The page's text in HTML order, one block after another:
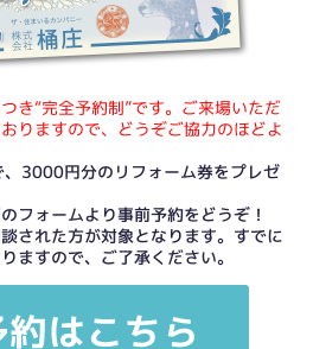
き“完全予約制”です。ご来場いただ
りますので、どうぞご協力のほどよ
、3000円分のリフォーム券をプレゼ
フォームより事前予約をどうぞ！
された方が対象となります。すでに
ますので、ご了承ください。